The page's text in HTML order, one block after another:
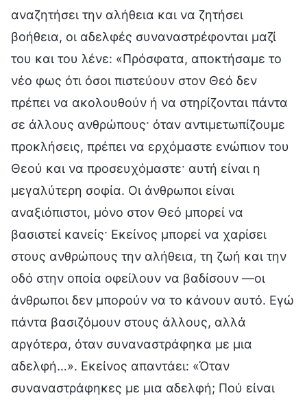
αναζητήσει την αλήθεια και να ζητήσει
βοήθεια, οι αδελφές συναναστρέφονται μαζί
του και του λένε: «Πρόσφατα, αποκτήσαμε το
νέο φως ότι όσοι πιστεύουν στον Θεό δεν
πρέπει να ακολουθούν ή να στηρίζονται πάντα
σε άλλους ανθρώπους· όταν αντιμετωπίζουμε
προκλήσεις, πρέπει να ερχόμαστε ενώπιον του
Θεού και να προσευχόμαστε· αυτή είναι η
μεγαλύτερη σοφία. Οι άνθρωποι είναι
αναξιόπιστοι, μόνο στον Θεό μπορεί να
βασιστεί κανείς· Εκείνος μπορεί να χαρίσει
στους ανθρώπους την αλήθεια, τη ζωή και την
οδό στην οποία οφείλουν να βαδίσουν —οι
άνθρωποι δεν μπορούν να το κάνουν αυτό. Εγώ
πάντα βασιζόμουν στους άλλους, αλλά
αργότερα, όταν συναναστράφηκα με μια
αδελφή…». Εκείνος απαντάει: «Όταν
συναναστράφηκες με μια αδελφή; Πού είναι